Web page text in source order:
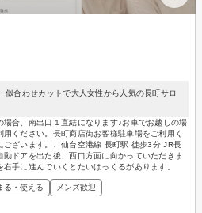
似合わせカットで大人女性から人気の長町サロ
合、南出口１直結になります♪お車でお越しの場
ください。長町商店街お客様駐車場をご利用く
ございます。、仙台空港線 長町駅 徒歩3分 JR長
ドアを出た後、西口方面に向かっていただきま
手に進んでいくとたいはっくるがあります。
る・使える メンズ歓迎